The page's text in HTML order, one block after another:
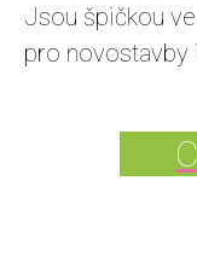
Jsou špičkou
pro novostavby